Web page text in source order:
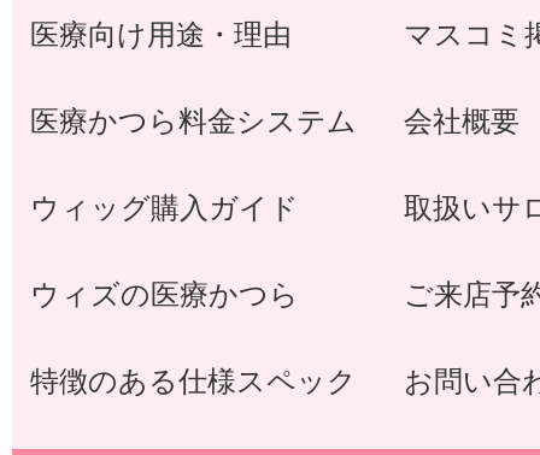
医療向け用途・理由
医療かつら料金システム
ウィッグ購入ガイド
ウィズの医療かつら
特徴のある仕様スペック
マスコミ
会社概要
取扱いサ
ご来店予
お問い合